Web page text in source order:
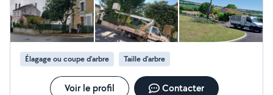
Muret Dallage pignon Hangar et toiture métallique
Nettoyage et débouchage de gouttière
Élagage ou coupe d'arbre Taille d'arbre
Voir le profil Contacter